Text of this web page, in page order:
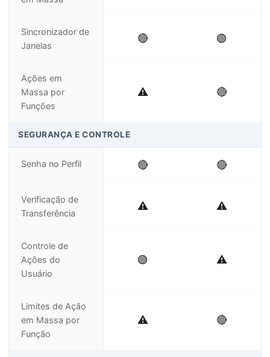
Sincronizador de
Janelas
🔴 🟢
Ações em
Massa por
Funções
⚠️ 🔴
SEGURANÇA E CONTROLE
Senha no Perfil 🔴 🔴
Verificação de
Transferência
⚠️ ⚠️
Controle de
Ações do
Usuário
🟢 ⚠️
Limites de Ação
em Massa por
Função
⚠️ 🔴